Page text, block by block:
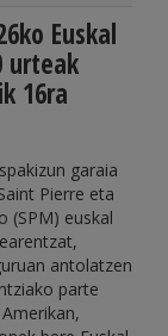
Euskal
urteak
16ra
garaia
Pierre eta
(SPM) euskal
antolatzen
parte